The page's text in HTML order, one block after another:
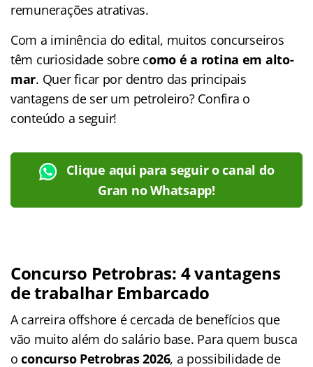
remunerações atrativas.
Com a iminência do edital, muitos concurseiros
têm curiosidade sobre como é a rotina em alto-
mar. Quer ficar por dentro das principais
vantagens de ser um petroleiro? Confira o
conteúdo a seguir!
Clique aqui para seguir o canal do
Gran no Whatsapp!
Concurso Petrobras: 4 vantagens
de trabalhar Embarcado
A carreira offshore é cercada de benefícios que
vão muito além do salário base. Para quem busca
oconcurso Petrobras 2026, a possibilidade de